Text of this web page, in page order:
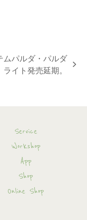
ムパルダ・パルダ
ライト発売延期。
Service
Workshop
App
Shop
Online Shop